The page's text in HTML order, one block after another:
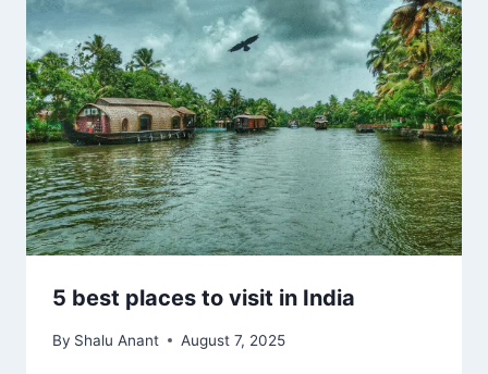
5 best places to visit in India
By Shalu Anant August 7, 2025